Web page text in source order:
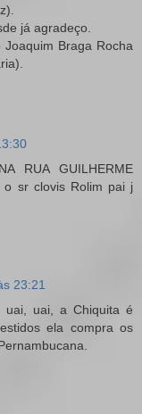
já agradeço.
Braga Rocha
RUA GUILHERME
o sr clovis Rolim pai j
23:21
uai, uai, a Chiquita é
ela compra os